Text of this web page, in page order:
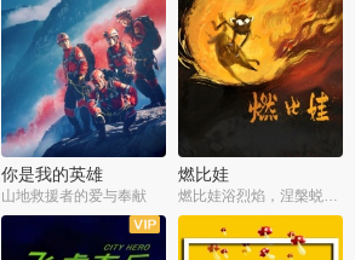
你是我的英雄
山地救援者的爱与奉献
燃比娃
燃比娃浴烈焰，涅槃蜕变成人